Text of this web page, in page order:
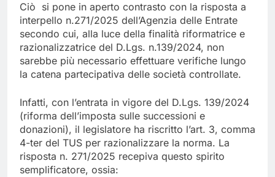
Ciò si pone in aperto contrasto con la risposta a
interpello n.271/2025 dell’Agenzia delle Entrate
secondo cui, alla luce della finalità riformatrice e
razionalizzatrice del D.Lgs. n.139/2024, non
sarebbe più necessario effettuare verifiche lungo
la catena partecipativa delle società controllate.
Infatti, con l’entrata in vigore del D.Lgs. 139/2024
(riforma dell’imposta sulle successioni e
donazioni), il legislatore ha riscritto l’art. 3, comma
4-ter del TUS per razionalizzare la norma. La
risposta n. 271/2025 recepiva questo spirito
semplificatore, ossia: